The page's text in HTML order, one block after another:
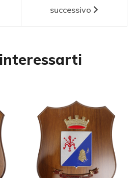
successivo